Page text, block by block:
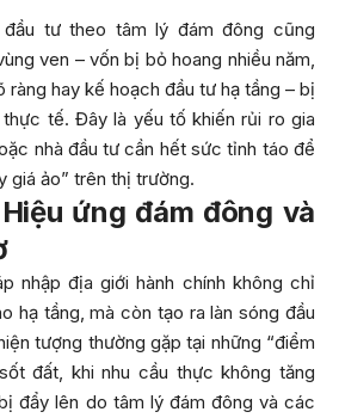
đầu tư theo tâm lý đám đông cũng
ven – vốn bị bỏ hoang nhiều năm,
hay kế hoạch đầu tư hạ tầng – bị
tế. Đây là yếu tố khiến rủi ro gia
nhà đầu tư cần hết sức tỉnh táo để
giá ảo” trên thị trường.
ứng đám đông và
nhập địa giới hành chính không chỉ
hạ tầng, mà còn tạo ra làn sóng đầu
tượng thường gặp tại những “điểm
đất, khi nhu cầu thực không tăng
đẩy lên do tâm lý đám đông và các